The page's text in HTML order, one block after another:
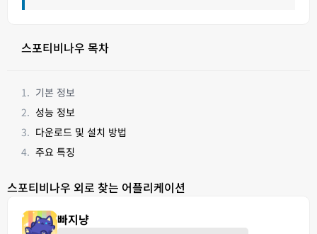
스포티비나우 목차
기본 정보
성능 정보
다운로드 및 설치 방법
주요 특징
스포티비나우 외로 찾는 어플리케이션
빠지냥